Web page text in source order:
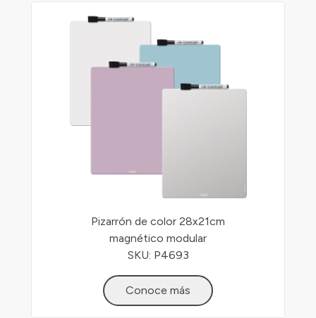
Pizarrón de color 28x21cm
magnético modular
SKU: P4693
Conoce más